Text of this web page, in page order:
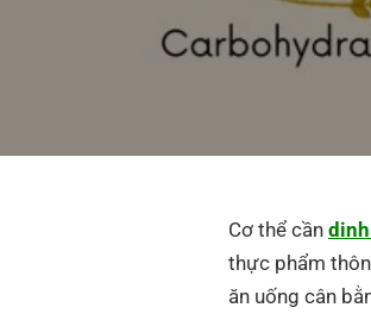
Cơ thể cần
thực phẩm
ăn uống cân